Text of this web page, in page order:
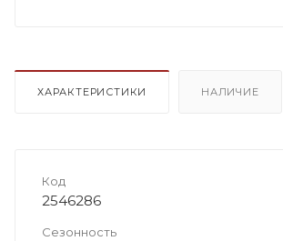
ХАРАКТЕРИСТИКИ НАЛИЧИЕ
Код
2546286
Сезонность